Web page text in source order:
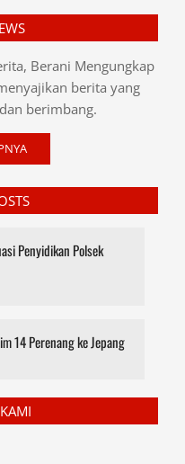
Berani Mengungkap
berita yang
berimbang.
Penyidikan Polsek
14 Perenang ke Jepang